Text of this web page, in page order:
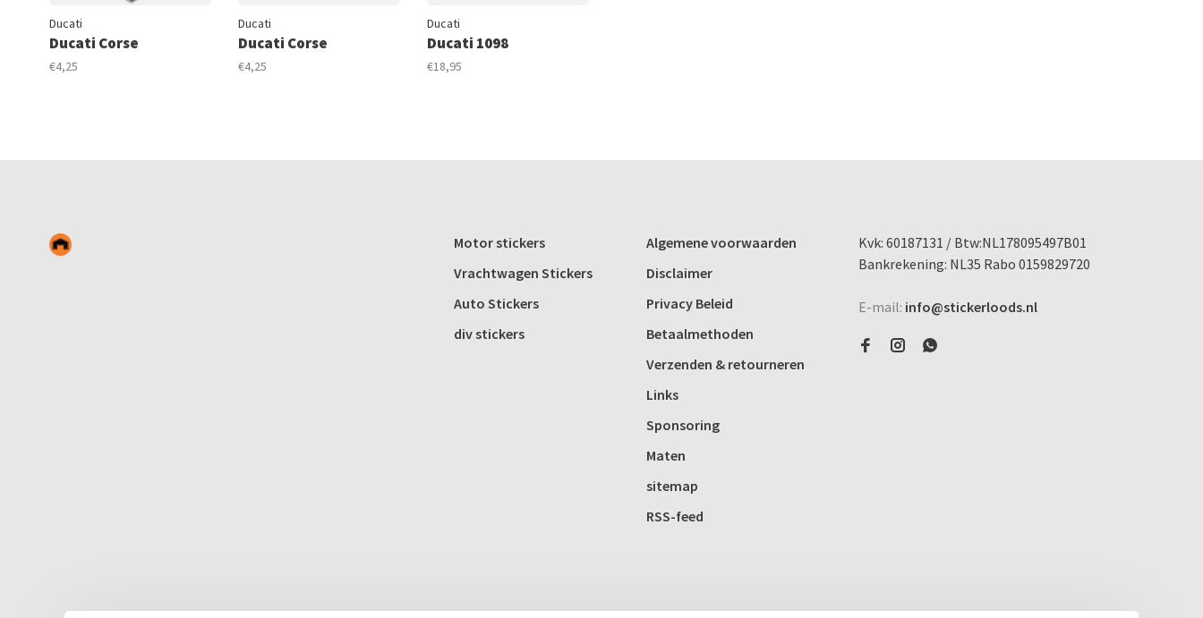
Ducati
Ducati Corse
€4,25
Ducati
Ducati Corse
€4,25
Ducati
Ducati 1098
€18,95
Motor stickers
Vrachtwagen Stickers
Auto Stickers
div stickers
Algemene voorwaarden
Disclaimer
Privacy Beleid
Betaalmethoden
Verzenden & retourneren
Links
Sponsoring
Maten
sitemap
RSS-feed
Kvk: 60187131 / Btw:NL178095497B01
Bankrekening: NL35 Rabo 0159829720
E-mail: info@stickerloods.nl